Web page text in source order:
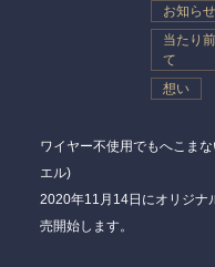
お知らせ
当たり
て
想い
ワイヤー不使用でもへこま
エル)
2020年11月14日にオリジナ
売開始します。